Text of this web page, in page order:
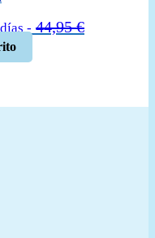
- 44,95€